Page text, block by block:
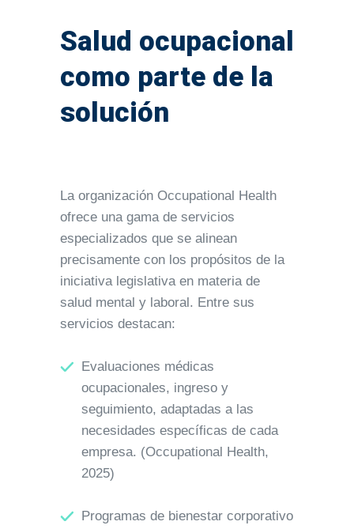
Salud ocupacional
como parte de la
solución
La organización Occupational Health
ofrece una gama de servicios
especializados que se alinean
precisamente con los propósitos de la
iniciativa legislativa en materia de
salud mental y laboral. Entre sus
servicios destacan:
Evaluaciones médicas
ocupacionales, ingreso y
seguimiento, adaptadas a las
necesidades específicas de cada
empresa. (Occupational Health,
2025)
Programas de bienestar corporativo